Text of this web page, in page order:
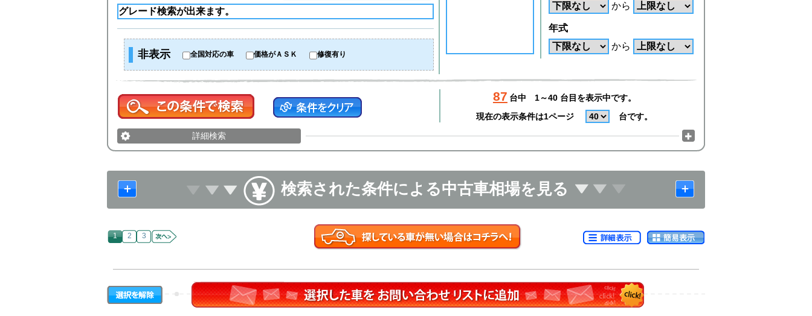
非表示 全国対応の車 価格がＡＳＫ 修復有り
から
年式
から
87 台中
1～40 台目を表示中です。
現在の表示条件は1ページ
台です。
詳細検索
検索された条件による中古車相場を見る
1 2 3